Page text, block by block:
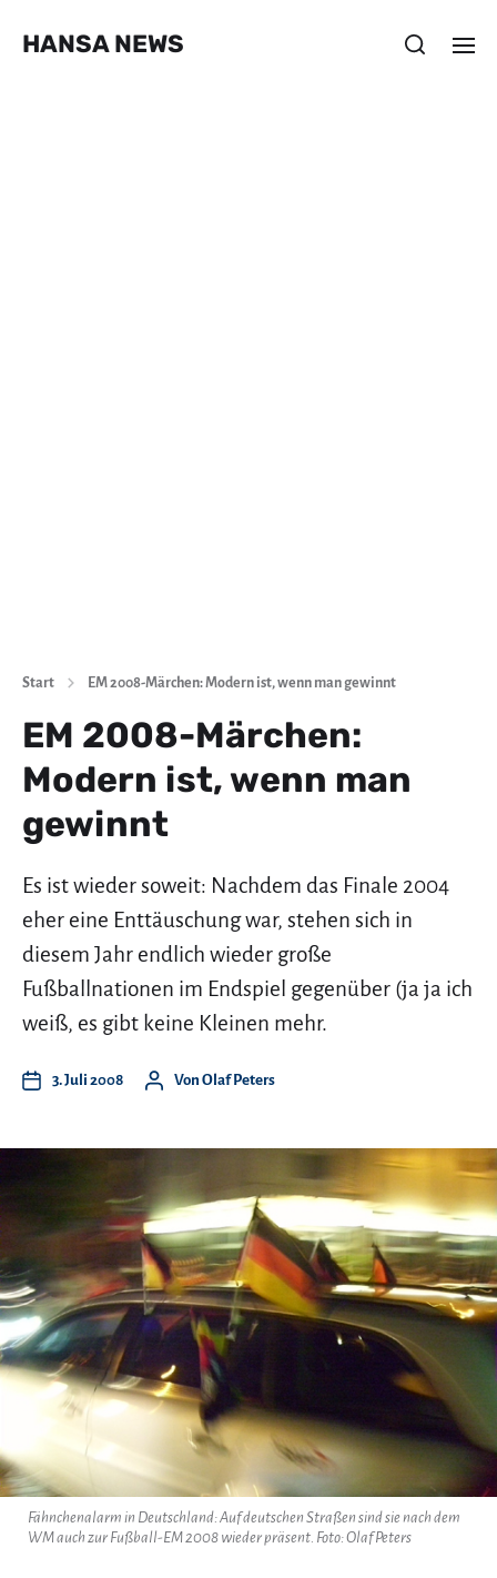
HANSA NEWS
Start EM 2008-Märchen: Modern ist, wenn man gewinnt
EM 2008-Märchen:
Modern ist, wenn man
gewinnt
Es ist wieder soweit: Nachdem das Finale 2004
eher eine Enttäuschung war, stehen sich in
diesem Jahr endlich wieder große
Fußballnationen im Endspiel gegenüber (ja ja ich
weiß, es gibt keine Kleinen mehr.
3. Juli 2008 Von Olaf Peters
Fähnchenalarm in Deutschland: Auf deutschen Straßen sind sie nach dem
WM auch zur Fußball-EM 2008 wieder präsent. Foto: Olaf Peters